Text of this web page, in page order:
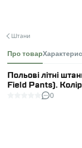
Штани
Про товар
Польові літні
Field Pants).
0